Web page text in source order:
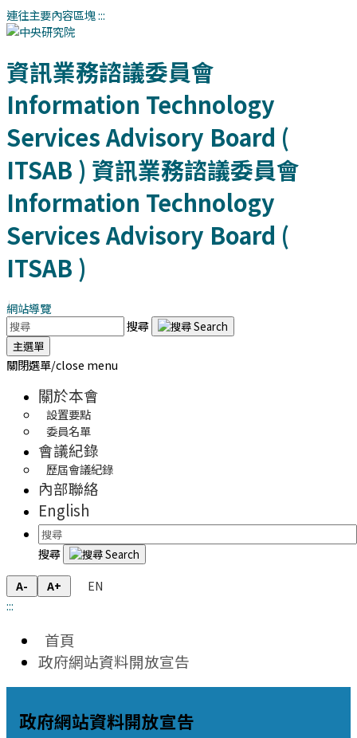
連往主要內容區塊:::
資訊業務諮議委員會
Information Technology
Services Advisory Board (
ITSAB ) 資訊業務諮議委員會
Information Technology
Services Advisory Board (
ITSAB )
網站導覽
搜尋
主選單
關閉選單/close menu
關於本會
設置要點
委員名單
會議紀錄
歷屆會議紀錄
內部聯絡
English
搜尋
A- A+
EN
:::
首頁
政府網站資料開放宣告
政府網站資料開放宣告